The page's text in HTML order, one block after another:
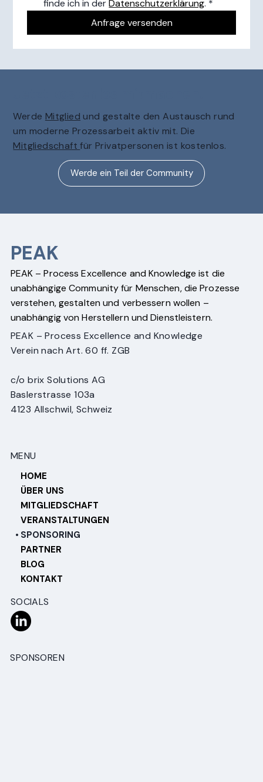
finde ich in der Datenschutzerklärung. *
Anfrage versenden
Werde Mitglied und gestalte den Austausch rund
um moderne Prozessarbeit aktiv mit. Die
Mitgliedschaftfür Privatpersonen ist kostenlos.
Werde ein Teil der Community
PEAK
PEAK – Process Excellence and Knowledge ist die
unabhängige Community für Menschen, die Prozesse
verstehen, gestalten und verbessern wollen –
unabhängig von Herstellern und Dienstleistern.
PEAK – Process Excellence and Knowledge
Verein nach Art. 60 ff. ZGB
c/o brix Solutions AG
Baslerstrasse 103a
4123 Allschwil, Schweiz
MENU
HOME
ÜBER UNS
MITGLIEDSCHAFT
VERANSTALTUNGEN
SPONSORING
PARTNER
BLOG
KONTAKT
SOCIALS
SPONSOREN